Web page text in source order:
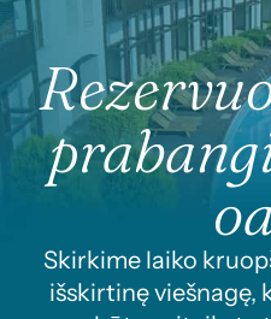
Skirkime laiko
išskirtinę viešnagę,